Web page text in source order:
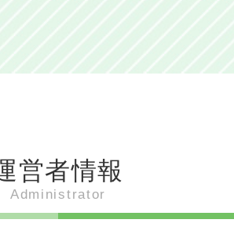
違い
物 有名
候
ゃ焼き 地図
風たこ焼き 姫路
ば 由来
焼 ルール
営者情報
Administrator